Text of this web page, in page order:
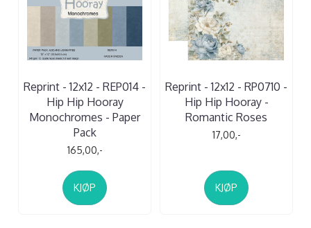
Reprint - 12x12 - REP014 -
Hip Hip Hooray
Monochromes - Paper
Pack
165,00,-
KJØP
Reprint - 12x12 - RP0710 -
Hip Hip Hooray -
Romantic Roses
17,00,-
KJØP